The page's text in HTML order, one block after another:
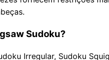
Sudoku?
Irregular, Sudoku